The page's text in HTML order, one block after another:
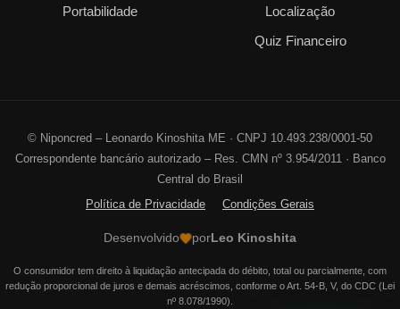
Portabilidade
Localização
Quiz Financeiro
© Niponcred – Leonardo Kinoshita ME · CNPJ 10.493.238/0001-50
Correspondente bancário autorizado – Res. CMN nº 3.954/2011 · Banco
Central do Brasil
Política de Privacidade
Condições Gerais
Desenvolvido por Leo Kinoshita
O consumidor tem direito à liquidação antecipada do débito, total ou parcialmente, com
redução proporcional de juros e demais acréscimos, conforme o Art. 54-B, V, do CDC (Lei
nº 8.078/1990).